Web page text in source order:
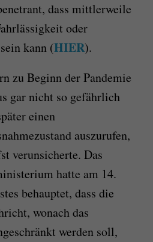
dass mittlerweile
oder
kann (HIER).
zu Beginn der Pandemie
gar nicht so gefährlich
einen
auszurufen,
verunsicherte. Das
hatte am 14.
behauptet, dass die
wonach das
werden soll,